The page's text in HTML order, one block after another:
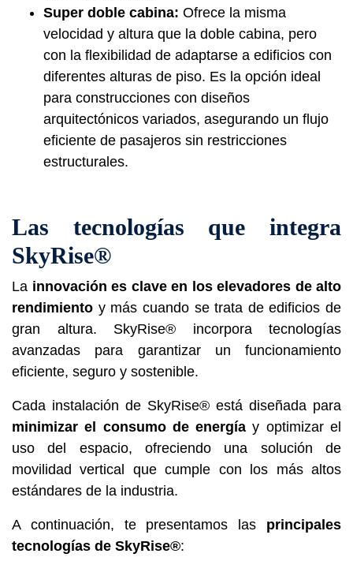
Super doble cabina: Ofrece la misma
velocidad y altura que la doble cabina, pero
con la flexibilidad de adaptarse a edificios con
diferentes alturas de piso. Es la opción ideal
para construcciones con diseños
arquitectónicos variados, asegurando un flujo
eficiente de pasajeros sin restricciones
estructurales.
Las tecnologías que integra
SkyRise®
La innovación es clave en los elevadores de alto
rendimiento y más cuando se trata de edificios de
gran altura. SkyRise® incorpora tecnologías
avanzadas para garantizar un funcionamiento
eficiente, seguro y sostenible.
Cada instalación de SkyRise® está diseñada para
minimizar el consumo de energía y optimizar el
uso del espacio, ofreciendo una solución de
movilidad vertical que cumple con los más altos
estándares de la industria.
A continuación, te presentamos las principales
tecnologías de SkyRise®: